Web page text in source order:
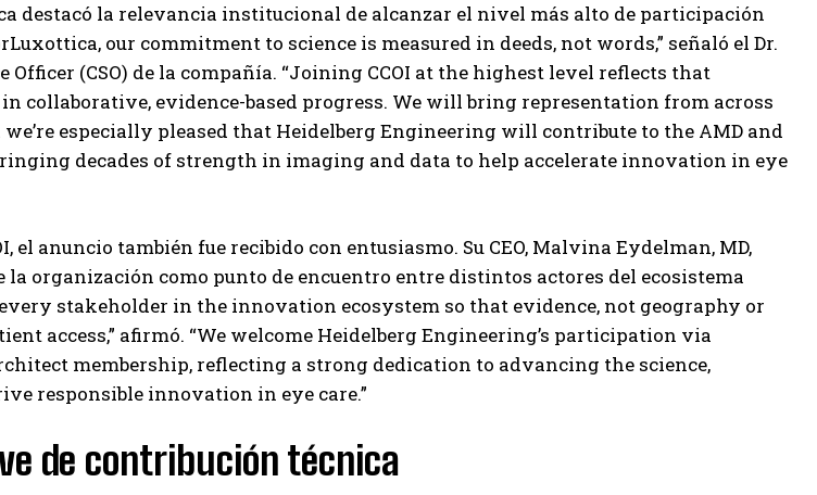
destacó la relevancia institucional de alcanzar el nivel más alto de participación
our commitment to science is measured in deeds, not words,” señaló el Dr.
Officer (CSO) de la compañía. “Joining CCOI at the highest level reflects that
collaborative, evidence-based progress. We will bring representation from across
especially pleased that Heidelberg Engineering will contribute to the AMD and
decades of strength in imaging and data to help accelerate innovation in eye
el anuncio también fue recibido con entusiasmo. Su CEO, Malvina Eydelman, MD,
organización como punto de encuentro entre distintos actores del ecosistema
every stakeholder in the innovation ecosystem so that evidence, not geography or
access,” afirmó. “We welcome Heidelberg Engineering’s participation via
membership, reflecting a strong dedication to advancing the science,
responsible innovation in eye care.”
de contribución técnica